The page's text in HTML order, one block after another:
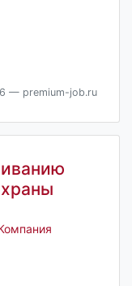
— premium-job.ru